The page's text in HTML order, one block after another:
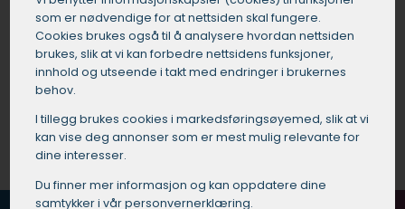
som er nødvendige for at nettsiden skal fungere.
Cookies brukes også til å analysere hvordan nettsiden
brukes, slik at vi kan forbedre nettsidens funksjoner,
innhold og utseende i takt med endringer i brukernes
behov.
I tillegg brukes cookies i markedsførings­øyemed, slik at vi
kan vise deg annonser som er mest mulig relevante for
dine interesser.
Du finner mer informasjon og kan oppdatere dine
samtykker i vår personvernerklæring.